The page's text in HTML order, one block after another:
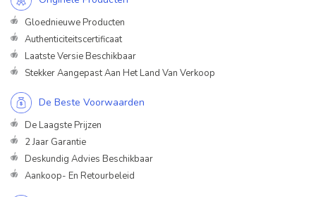
Gloednieuwe Producten
Authenticiteitscertificaat
Laatste Versie Beschikbaar
Stekker Aangepast Aan Het Land Van Verkoop
De Beste Voorwaarden
De Laagste Prijzen
2 Jaar Garantie
Deskundig Advies Beschikbaar
Aankoop- En Retourbeleid